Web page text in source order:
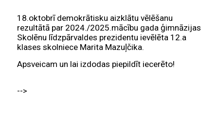
18.oktobrī demokrātisku aizklātu vēlēšanu
rezultātā par 2024./2025.mācību gada ģimnāzijas
Skolēnu līdzpārvaldes prezidentu ievēlēta 12.a
klases skolniece Marita Mazuļčika.
Apsveicam un lai izdodas piepildīt iecerēto!
-->